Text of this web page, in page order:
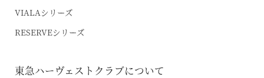
VIALAシリーズ
RESERVEシリーズ
東急ハーヴェストクラブについて